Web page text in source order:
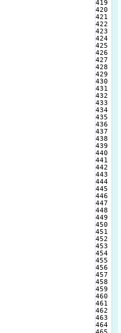
419
420
421
422
423
424
425
426
427
428
429
430
431
432
433
434
435
436
437
438
439
440
441
442
443
444
445
446
447
448
449
450
451
452
453
454
455
456
457
458
459
460
461
462
463
464